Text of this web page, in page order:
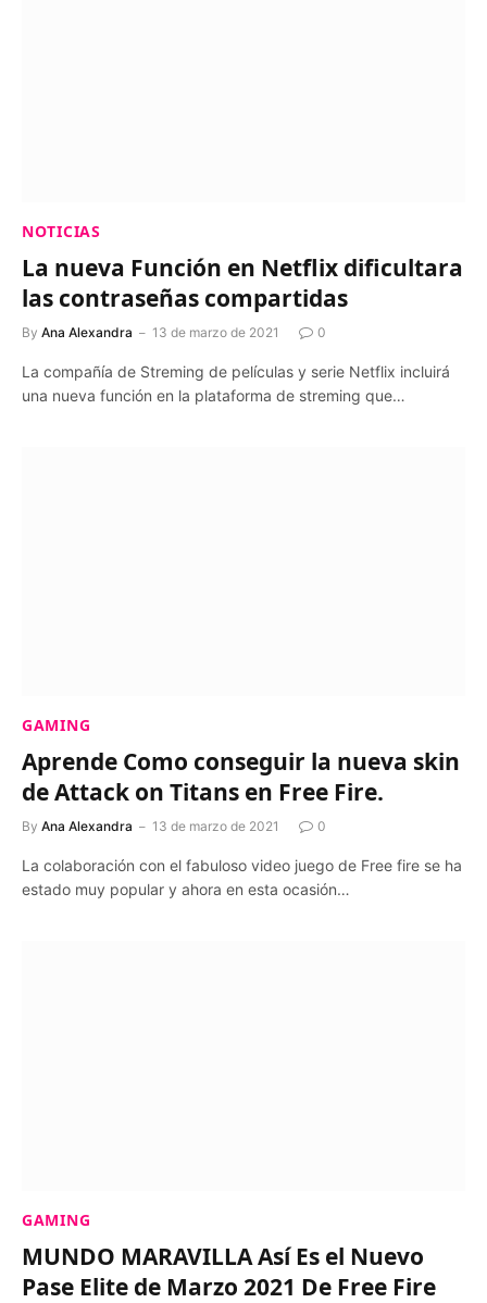
NOTICIAS
La nueva Función en Netflix dificultara
las contraseñas compartidas
By Ana Alexandra 13 de marzo de 2021 0
La compañía de Streming de películas y serie Netflix incluirá
una nueva función en la plataforma de streming que…
GAMING
Aprende Como conseguir la nueva skin
de Attack on Titans en Free Fire.
By Ana Alexandra 13 de marzo de 2021 0
La colaboración con el fabuloso video juego de Free fire se ha
estado muy popular y ahora en esta ocasión…
GAMING
MUNDO MARAVILLA Así Es el Nuevo
Pase Elite de Marzo 2021 De Free Fire